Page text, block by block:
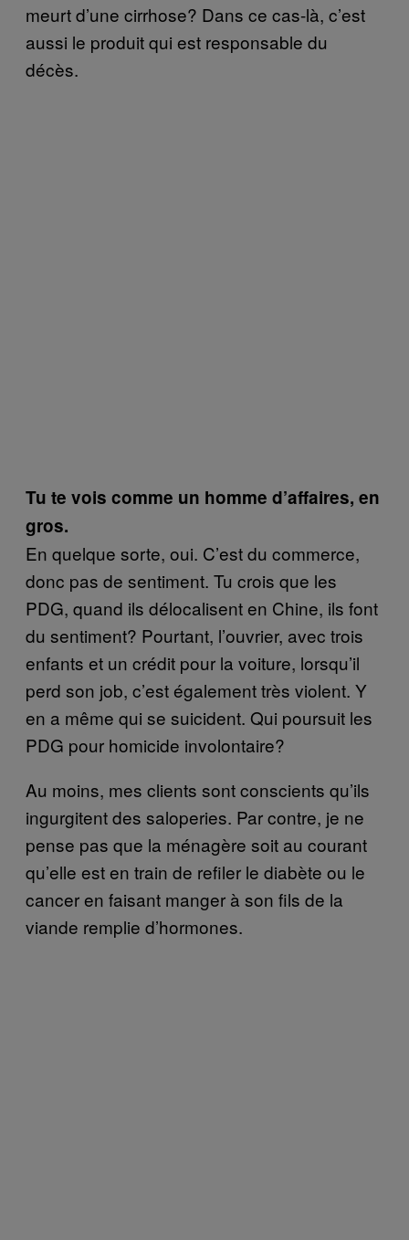
meurt d’une cirrhose? Dans ce cas-là, c’est
aussi le produit qui est responsable du
décès.
Tu te vois comme un homme d’affaires, en
gros.
En quelque sorte, oui. C’est du commerce,
donc pas de sentiment. Tu crois que les
PDG, quand ils délocalisent en Chine, ils font
du sentiment? Pourtant, l’ouvrier, avec trois
enfants et un crédit pour la voiture, lorsqu’il
perd son job, c’est également très violent. Y
en a même qui se suicident. Qui poursuit les
PDG pour homicide involontaire?
Au moins, mes clients sont conscients qu’ils
ingurgitent des saloperies. Par contre, je ne
pense pas que la ménagère soit au courant
qu’elle est en train de refiler le diabète ou le
cancer en faisant manger à son fils de la
viande remplie d’hormones.